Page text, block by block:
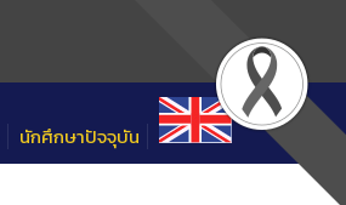
นักศึกษาปัจจุบัน